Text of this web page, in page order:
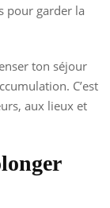
pour garder la
ton séjour
C’est
aux lieux et